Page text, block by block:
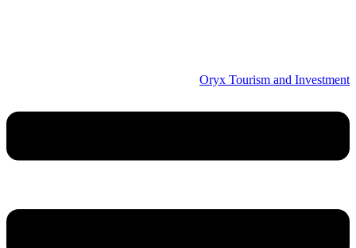
Oryx Tourism and Investment